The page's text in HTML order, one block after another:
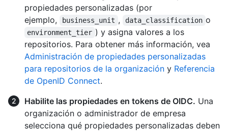
propiedades personalizadas (por
ejemplo,
business_unit , data_classification o
environment_tier ) y asigna valores a los
repositorios. Para obtener más información, vea
Administración de propiedades personalizadas
para repositorios de la organización y Referencia
de OpenID Connect.
Habilite las propiedades en tokens de OIDC. Una
organización o administrador de empresa
selecciona qué propiedades personalizadas deben